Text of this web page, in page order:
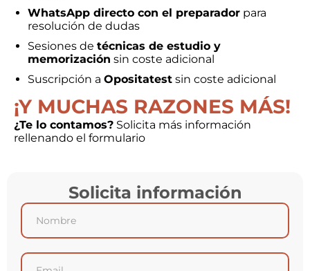
WhatsApp directo con el preparador para
resolución de dudas
Sesiones de técnicas de estudio y
memorización sin coste adicional
Suscripción a Opositatest sin coste adicional
¡Y MUCHAS RAZONES MÁS!
¿Te lo contamos? Solicita más información
rellenando el formulario
Solicita información